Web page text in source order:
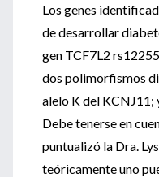
Los genes
de desarrollar
gen TCF7L2
dos polimorfismos
alelo K del KCNJ11;
Debe tenerse en
puntualizó la Dra.
teóricamente uno